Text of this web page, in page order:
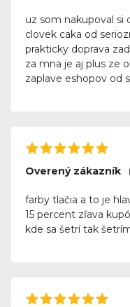
uz som nakupoval si
clovek caka od
prakticky doprava
za mna je aj plus ze
zaplave eshopov od
Overený zákazník
farby tlačia a to je
15 percent zľava
kde sa šetrí tak